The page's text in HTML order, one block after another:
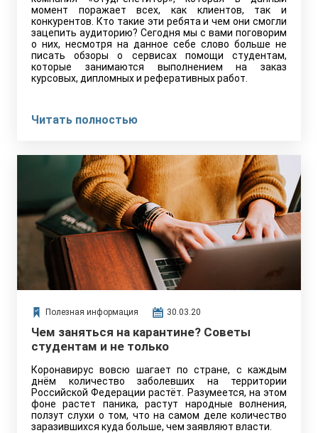
момент поражает всех, как клиентов, так и
конкурентов. Кто такие эти ребята и чем они смогли
зацепить аудиторию? Сегодня мы с вами поговорим
о них, несмотря на данное себе слово больше не
писать обзоры о сервисах помощи студентам,
которые занимаются выполнением на заказ
курсовых, дипломных и реферативных работ.
Читать полностью
Полезная информация 30.03.20
Чем заняться на карантине? Советы
студентам и не только
Коронавирус вовсю шагает по стране, с каждым
днём количество заболевших на территории
Российской Федерации растёт. Разумеется, на этом
фоне растет паника, растут народные волнения,
ползут слухи о том, что на самом деле количество
заразившихся куда больше, чем заявляют власти.